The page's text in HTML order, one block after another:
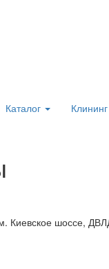
Каталог Клининг
Киевское шоссе,